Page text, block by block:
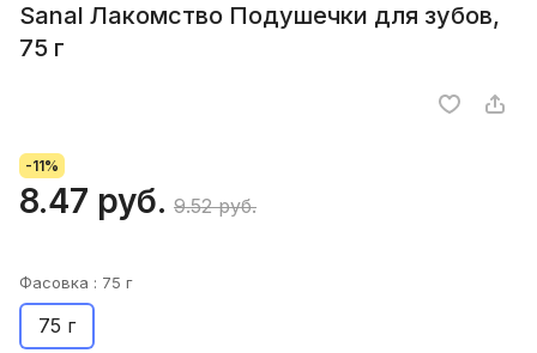
Sanal Лакомство Подушечки для зубов,
75 г
-11%
8.47 руб. 9.52 руб.
Фасовка : 75 г
75 г